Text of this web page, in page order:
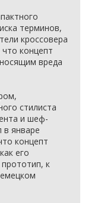
терминов,
кроссовера
концепт
вреда
стилиста
и шеф-
в январе
концепт
его
к